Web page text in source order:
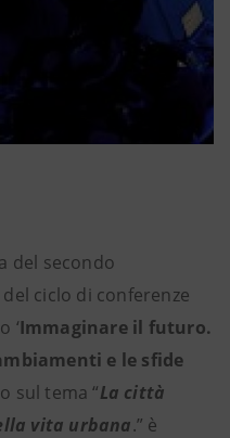
del secondo
ciclo di conferenze
‘Immaginare il futuro.
e le sfide
sul tema “La città
vita urbana.” è